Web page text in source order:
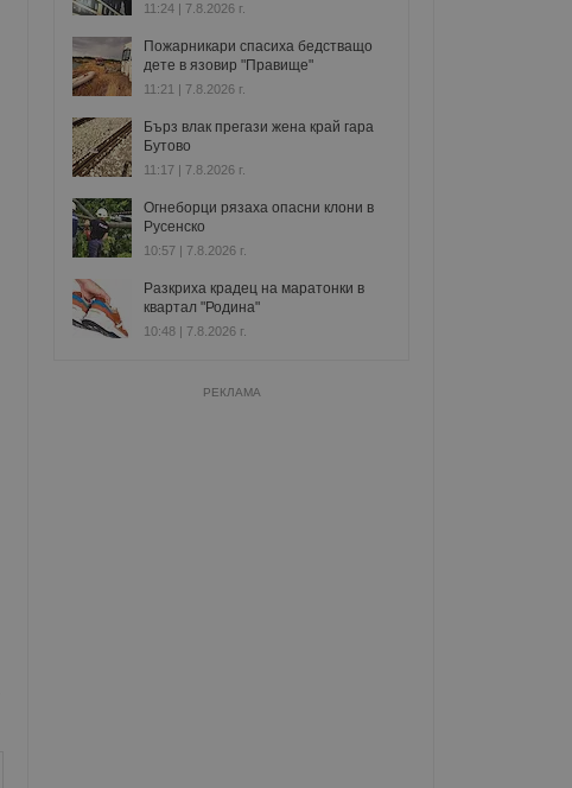
11:24 | 7.8.2026 г.
Пожарникари спасиха бедстващо
дете в язовир "Правище"
11:21 | 7.8.2026 г.
Бърз влак прегази жена край гара
Бутово
11:17 | 7.8.2026 г.
Огнеборци рязаха опасни клони в
Русенско
10:57 | 7.8.2026 г.
Разкриха крадец на маратонки в
квартал "Родина"
10:48 | 7.8.2026 г.
РЕКЛАМА